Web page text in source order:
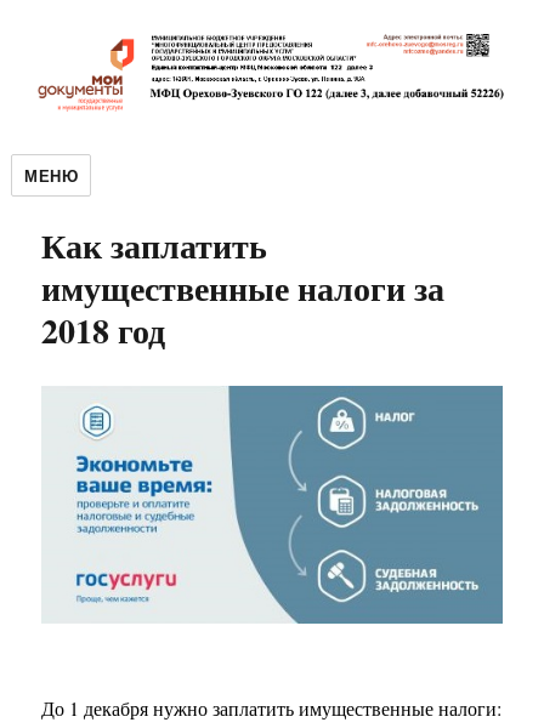
МЕНЮ
Как заплатить
имущественные налоги за
2018 год
До 1 декабря нужно заплатить имущественные налоги: